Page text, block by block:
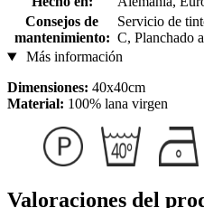
Consejos de
mantenimiento:
Servicio de
C, Planchado
Más información
Dimensiones: 40x40cm
Material: 100% lana virgen
Valoraciones del